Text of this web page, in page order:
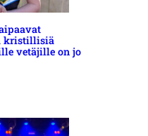
kristillisiä
vetäjille on jo